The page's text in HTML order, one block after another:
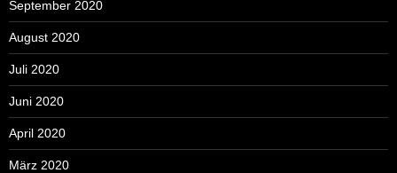
September 2020
August 2020
Juli 2020
Juni 2020
April 2020
März 2020